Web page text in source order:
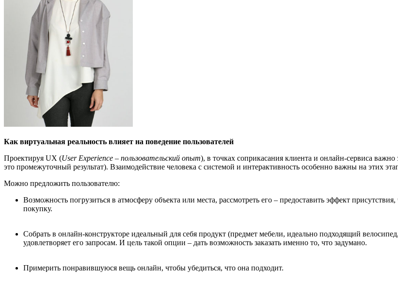
Как виртуальная реальность влияет на поведение пользователей
Проектируя UX (User Experience – пользовательский опыт), в точках соприкасания клиента и онлайн-сервиса
это промежуточный результат). Взаимодействие человека с системой и интерактивность особенно важны на этих
Можно предложить пользователю:
Возможность погрузиться в атмосферу объекта или места, рассмотреть его – предоставить эффект
покупку.
Собрать в онлайн-конструкторе идеальный для себя продукт (предмет мебели, идеально подходящий
удовлетворяет его запросам. И цель такой опции – дать возможность заказать именно то, что задумано.
Примерить понравившуюся вещь онлайн, чтобы убедиться, что она подходит.